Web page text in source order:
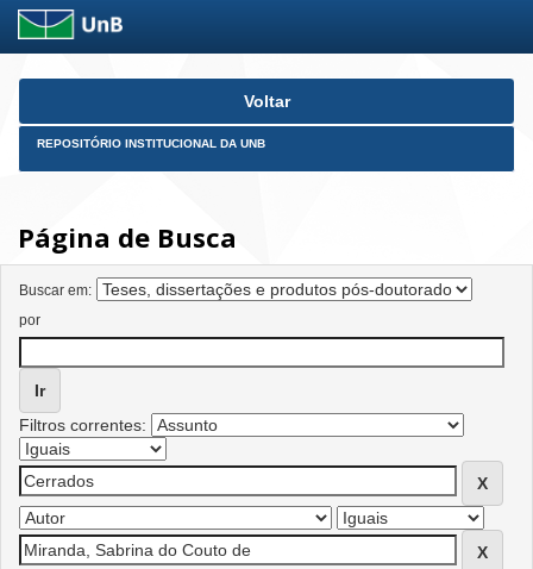
Skip
Voltar
REPOSITÓRIO INSTITUCIONAL DA UNB
Página de Busca
Buscar em:
por
Filtros correntes: